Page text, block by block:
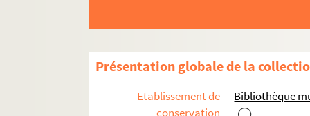
Présentation globale de la
Etablissement de
conservation
Bibliothèque
158. 158
159. 159